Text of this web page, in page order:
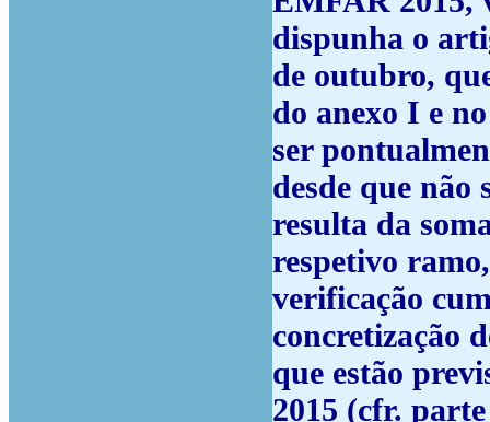
dispunha o
de outubro,
do anexo I e
ser
desde que não
resulta da
respetivo
verificação
concretização
que estão
2015 (cfr.